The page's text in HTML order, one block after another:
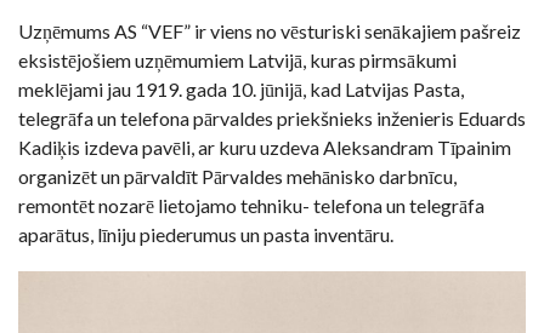
Uzņēmums AS “VEF” ir viens no vēsturiski senākajiem pašreiz
eksistējošiem uzņēmumiem Latvijā, kuras pirmsākumi
meklējami jau 1919. gada 10. jūnijā, kad Latvijas Pasta,
telegrāfa un telefona pārvaldes priekšnieks inženieris Eduards
Kadiķis izdeva pavēli, ar kuru uzdeva Aleksandram Tīpainim
organizēt un pārvaldīt Pārvaldes mehānisko darbnīcu,
remontēt nozarē lietojamo tehniku- telefona un telegrāfa
aparātus, līniju piederumus un pasta inventāru.